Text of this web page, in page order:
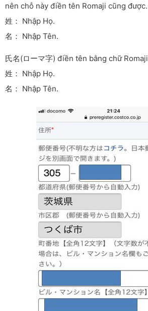
nên chỗ này điền tên Romaji cũng được.
姓： Nhập Họ.
名： Nhập Tên.
氏名(ローマ字) điền tên bằng chữ Romaji
姓： Nhập Họ.
名： Nhập Tên.